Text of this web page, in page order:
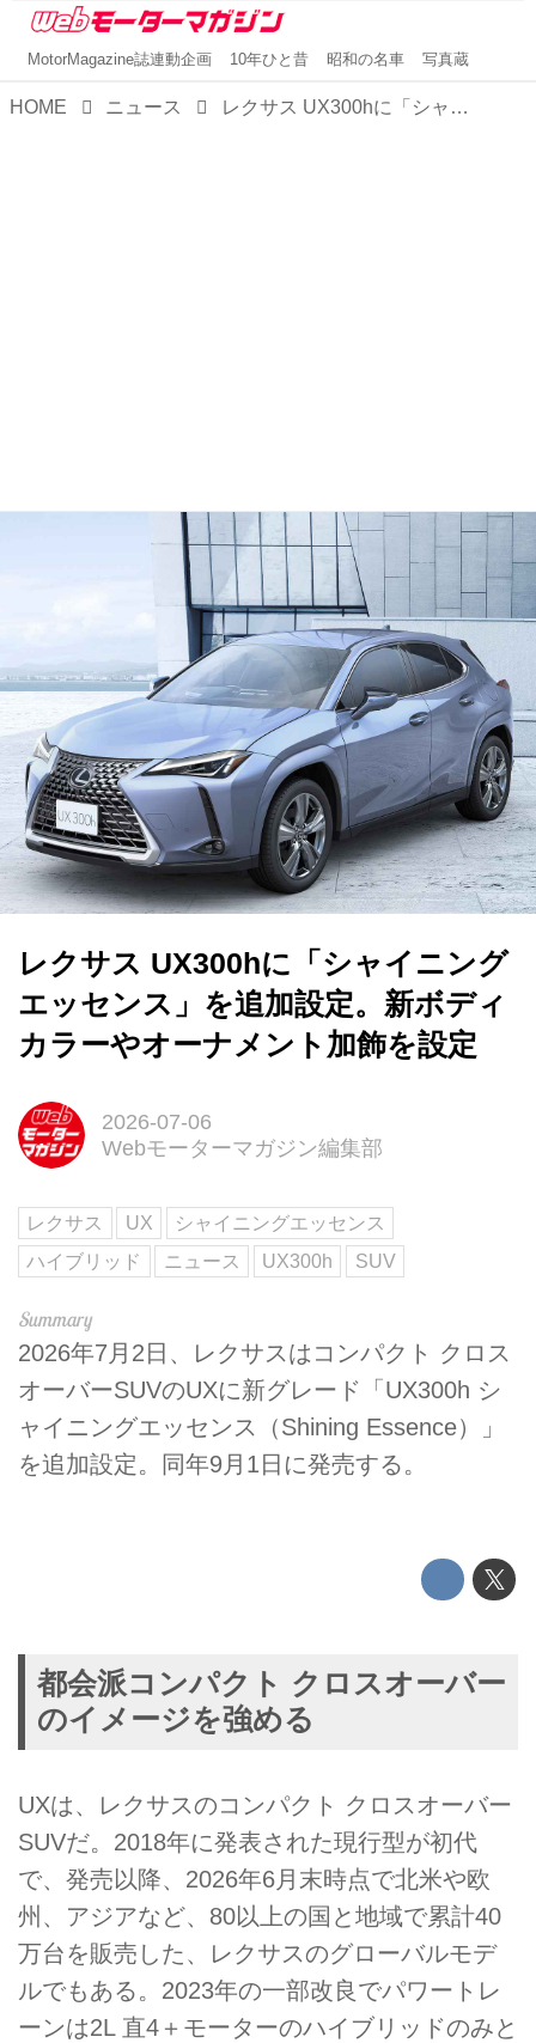
MotorMagazine誌連動企画 10年ひと昔 昭和の名車 写真蔵
HOME ニュース レクサス UX300hに「シャイニングエッセンス」を追加設定。新ボディカラーやオーナメント加飾を設定
レクサス UX300hに「シャイニング
エッセンス」を追加設定。新ボディ
カラーやオーナメント加飾を設定
2026-07-06
Webモーターマガジン編集部
レクサス UX
シャイニングエッセンス
ハイブリッド
ニュース UX300h SUV
2026年7月2日、レクサスはコンパクト クロス
オーバーSUVのUXに新グレード「UX300h シ
ャイニングエッセンス（Shining Essence）」
を追加設定。同年9月1日に発売する。
都会派コンパクト クロスオーバー
のイメージを強める
UXは、レクサスのコンパクト クロスオーバー
SUVだ。2018年に発表された現行型が初代
で、発売以降、2026年6月末時点で北米や欧
州、アジアなど、80以上の国と地域で累計40
万台を販売した、レクサスのグローバルモデ
ルでもある。2023年の一部改良でパワートレ
ーンは2L 直4＋モーターのハイブリッドのみと